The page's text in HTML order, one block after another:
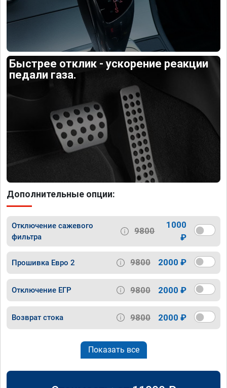
Быстрее отклик - ускорение реакции
педали газа.
Дополнительные опции:
Отключение сажевого
фильтра
9800
1000
₽
Прошивка Евро 2 9800 2000 ₽
Отключение ЕГР 9800 2000 ₽
Возврат стока 9800 2000 ₽
Показать все